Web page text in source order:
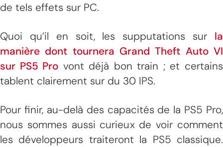
de tels effets sur PC.
Quoi qu’il en soit, les supputations sur la
manière dont tournera Grand Theft Auto VI
sur PS5 Pro vont déjà bon train ; et certains
tablent clairement sur du 30 IPS.
Pour finir, au-delà des capacités de la PS5 Pro,
nous sommes aussi curieux de voir comment
les développeurs traiteront la PS5 classique.